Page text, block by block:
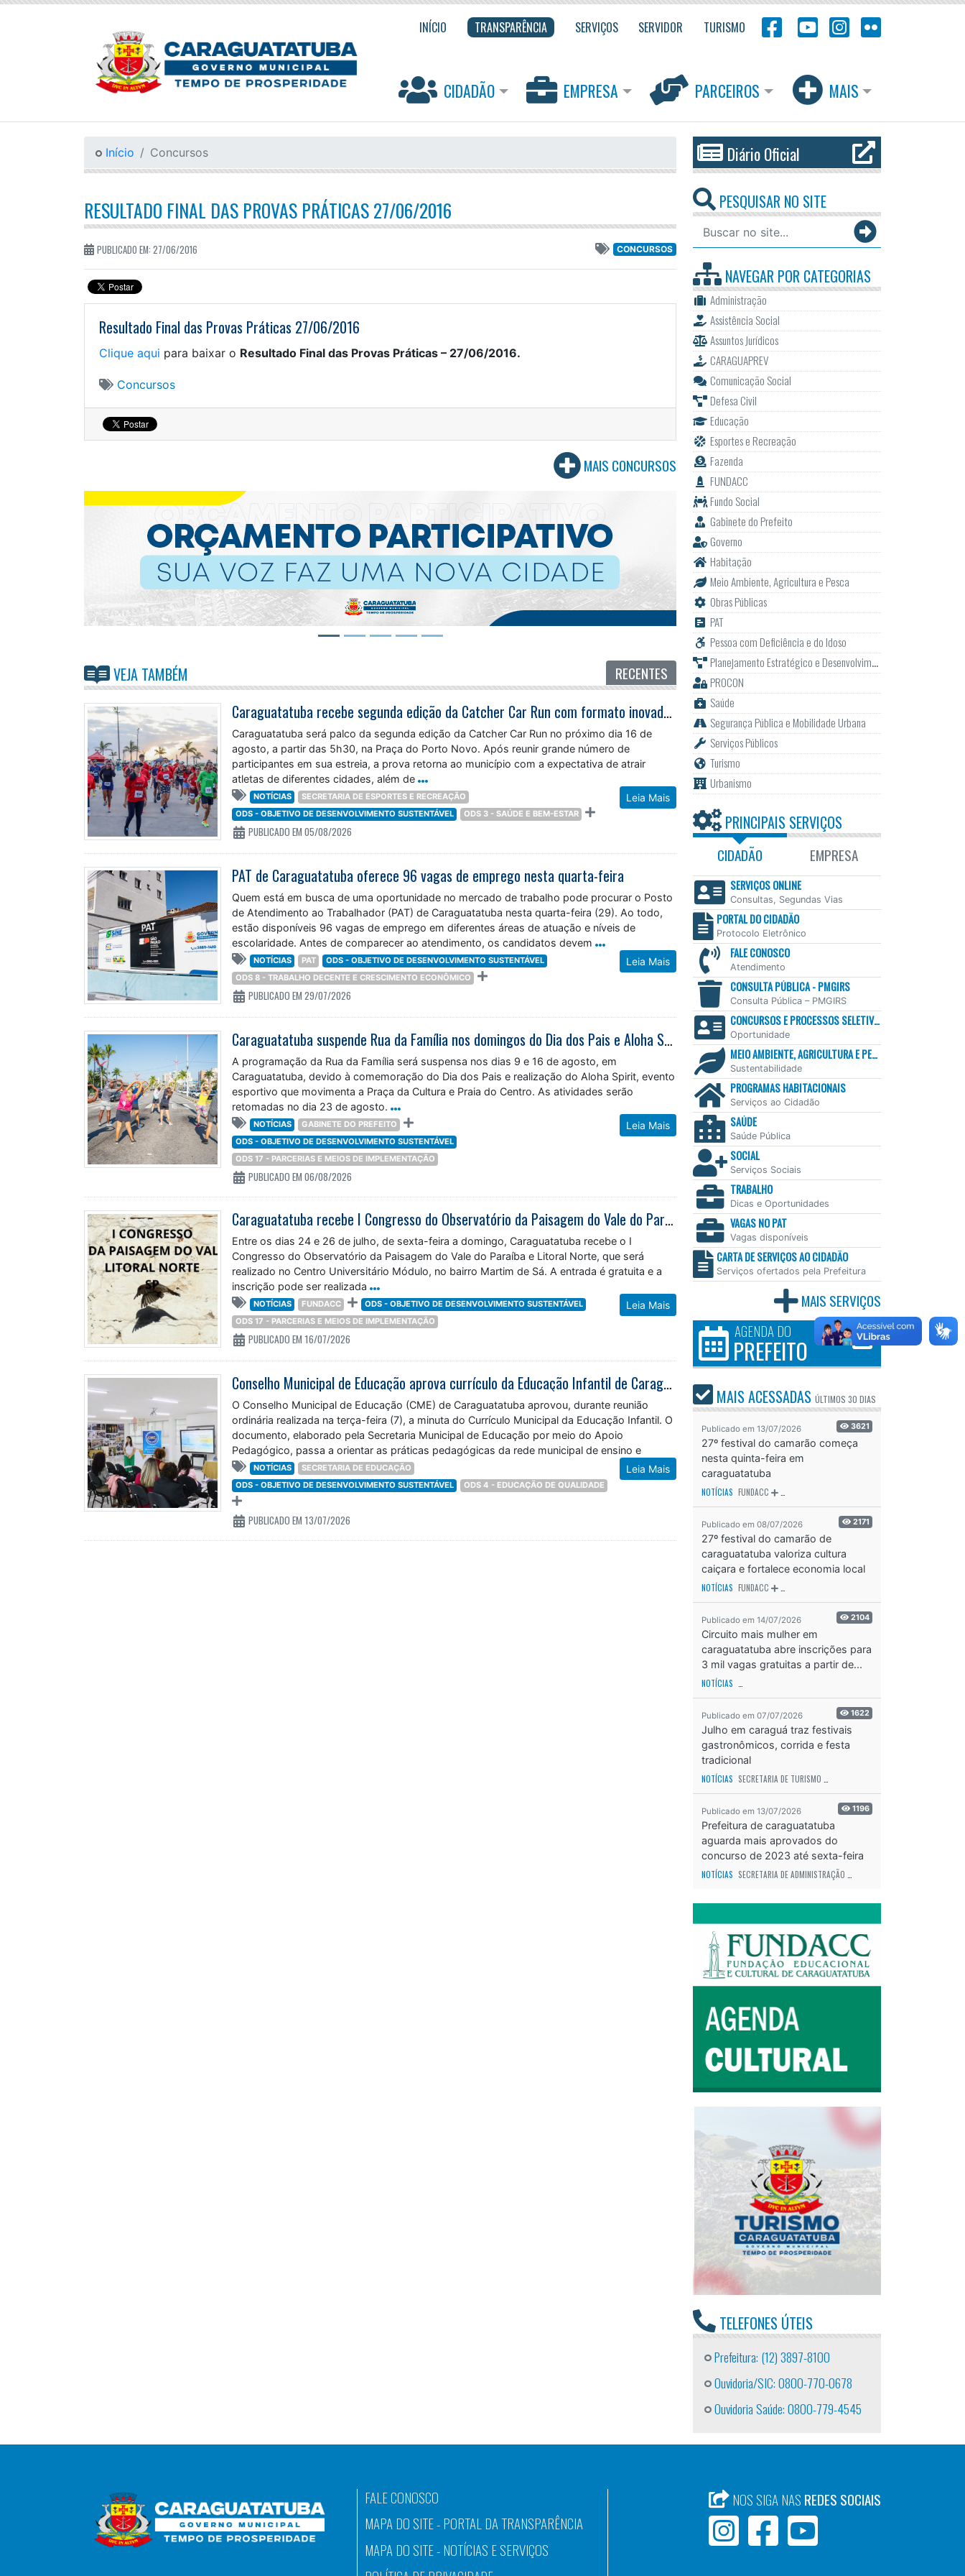
INÍCIO TRANSPARÊNCIA SERVIÇOS SERVIDOR TURISMO
CIDADÃO EMPRESA PARCEIROS MAIS
Início Concursos
RESULTADO FINAL DAS PROVAS PRÁTICAS 27/06/2016
PUBLICADO EM: 27/06/2016 CONCURSOS
Resultado Final das Provas Práticas 27/06/2016
Clique aqui para baixar o Resultado Final das Provas Práticas – 27/06/2016.
Concursos
MAIS CONCURSOS
VEJA TAMBÉM RECENTES
Caraguatatuba recebe segunda edição da Catcher Car Run com formato inovador de corrida de rua
Caraguatatuba será palco da segunda edição da Catcher Car Run no próximo dia 16 de
agosto, a partir das 5h30, na Praça do Porto Novo. Após reunir grande número de
participantes em sua estreia, a prova retorna ao município com a expectativa de atrair
atletas de diferentes cidades, além de
Leia Mais
NOTÍCIAS
SECRETARIA DE ESPORTES E RECREAÇÃO
ODS - OBJETIVO DE DESENVOLVIMENTO SUSTENTÁVEL
ODS 3 - SAÚDE E BEM-ESTAR
PUBLICADO EM 05/08/2026
PAT de Caraguatatuba oferece 96 vagas de emprego nesta quarta-feira
Quem está em busca de uma oportunidade no mercado de trabalho pode procurar o Posto
de Atendimento ao Trabalhador (PAT) de Caraguatatuba nesta quarta-feira (29). Ao todo,
estão disponíveis 96 vagas de emprego em diferentes áreas de atuação e níveis de
escolaridade. Antes de comparecer ao atendimento, os candidatos devem
Leia Mais
NOTÍCIAS PAT
ODS - OBJETIVO DE DESENVOLVIMENTO SUSTENTÁVEL
ODS 8 - TRABALHO DECENTE E CRESCIMENTO ECONÔMICO
PUBLICADO EM 29/07/2026
Caraguatatuba suspende Rua da Família nos domingos do Dia dos Pais e Aloha Spirit
A programação da Rua da Família será suspensa nos dias 9 e 16 de agosto, em
Caraguatatuba, devido à comemoração do Dia dos Pais e realização do Aloha Spirit, evento
esportivo que movimenta a Praça da Cultura e Praia do Centro. As atividades serão
retomadas no dia 23 de agosto.
Leia Mais
NOTÍCIAS
GABINETE DO PREFEITO
ODS - OBJETIVO DE DESENVOLVIMENTO SUSTENTÁVEL
ODS 17 - PARCERIAS E MEIOS DE IMPLEMENTAÇÃO
PUBLICADO EM 06/08/2026
Caraguatatuba recebe I Congresso do Observatório da Paisagem do Vale do Paraíba e Litoral Norte
Entre os dias 24 e 26 de julho, de sexta-feira a domingo, Caraguatatuba recebe o I
Congresso do Observatório da Paisagem do Vale do Paraíba e Litoral Norte, que será
realizado no Centro Universitário Módulo, no bairro Martim de Sá. A entrada é gratuita e a
inscrição pode ser realizada
Leia Mais
NOTÍCIAS FUNDACC
ODS - OBJETIVO DE DESENVOLVIMENTO SUSTENTÁVEL
ODS 17 - PARCERIAS E MEIOS DE IMPLEMENTAÇÃO
PUBLICADO EM 16/07/2026
Conselho Municipal de Educação aprova currículo da Educação Infantil de Caraguatatuba
O Conselho Municipal de Educação (CME) de Caraguatatuba aprovou, durante reunião
ordinária realizada na terça-feira (7), a minuta do Currículo Municipal da Educação Infantil. O
documento, elaborado pela Secretaria Municipal de Educação por meio do Apoio
Pedagógico, passa a orientar as práticas pedagógicas da rede municipal de ensino e
reafirma
Leia Mais
NOTÍCIAS
SECRETARIA DE EDUCAÇÃO
ODS - OBJETIVO DE DESENVOLVIMENTO SUSTENTÁVEL
ODS 4 - EDUCAÇÃO DE QUALIDADE
PUBLICADO EM 13/07/2026
Diário Oficial
PESQUISAR NO SITE
NAVEGAR PORCATEGORIAS
Administração
Assistência Social
Assuntos Jurídicos
CARAGUAPREV
Comunicação Social
Defesa Civil
Educação
Esportes e Recreação
Fazenda
FUNDACC
Fundo Social
Gabinete do Prefeito
Governo
Habitação
Meio Ambiente, Agricultura e Pesca
Obras Públicas
PAT
Pessoa com Deficiência e do Idoso
Planejamento Estratégico e Desenvolvimento
PROCON
Saúde
Segurança Pública e Mobilidade Urbana
Serviços Públicos
Turismo
Urbanismo
PRINCIPAIS SERVIÇOS
CIDADÃO EMPRESA
SERVIÇOS ONLINE
Consultas, Segundas Vias
PORTAL DO CIDADÃO
Protocolo Eletrônico
FALE CONOSCO
Atendimento
CONSULTA PÚBLICA - PMGIRS
Consulta Pública – PMGIRS
CONCURSOS E PROCESSOS SELETIVOS
Oportunidade
MEIO AMBIENTE, AGRICULTURA E PESCA
Sustentabilidade
PROGRAMAS HABITACIONAIS
Serviços ao Cidadão
SAÚDE
Saúde Pública
SOCIAL
Serviços Sociais
TRABALHO
Dicas e Oportunidades
VAGAS NO PAT
Vagas disponíveis
CARTA DE SERVIÇOS AO CIDADÃO
Serviços ofertados pela Prefeitura
MAIS SERVIÇOS
AGENDA DO
PREFEITO
MAIS ACESSADAS ÚLTIMOS 30 DIAS
Publicado em 13/07/2026 3621
27º festival do camarão começa
nesta quinta-feira em
caraguatatuba
NOTÍCIAS FUNDACC
Publicado em 08/07/2026 2171
27º festival do camarão de
caraguatatuba valoriza cultura
caiçara e fortalece economia local
NOTÍCIAS FUNDACC
Publicado em 14/07/2026 2104
Circuito mais mulher em
caraguatatuba abre inscrições para
3 mil vagas gratuitas a partir de...
NOTÍCIAS
Publicado em 07/07/2026 1622
Julho em caraguá traz festivais
gastronômicos, corrida e festa
tradicional
NOTÍCIAS SECRETARIA DE TURISMO
Publicado em 13/07/2026 1196
Prefeitura de caraguatatuba
aguarda mais aprovados do
concurso de 2023 até sexta-feira
(17)
NOTÍCIAS SECRETARIA DE ADMINISTRAÇÃO
TELEFONES ÚTEIS
Prefeitura: (12) 3897-8100
Ouvidoria/SIC: 0800-770-0678
Ouvidoria Saúde: 0800-779-4545
FALE CONOSCO
MAPA DO SITE - PORTAL DA TRANSPARÊNCIA
MAPA DO SITE - NOTÍCIAS E SERVIÇOS
NOS SIGA NAS REDES SOCIAIS